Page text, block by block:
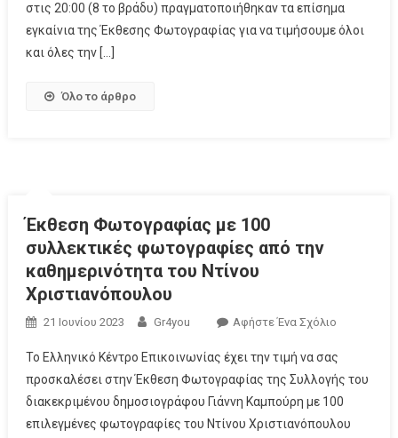
στις 20:00 (8 το βράδυ) πραγματοποιήθηκαν τα επίσημα
εγκαίνια της Έκθεσης Φωτογραφίας για να τιμήσουμε όλοι
και όλες την […]
Όλο το άρθρο
Έκθεση Φωτογραφίας με 100
συλλεκτικές φωτογραφίες από την
καθημερινότητα του Ντίνου
Χριστιανόπουλου
21 Ιουνίου 2023 Gr4you Αφήστε Ένα Σχόλιο
Το Ελληνικό Κέντρο Επικοινωνίας έχει την τιμή να σας
προσκαλέσει στην Έκθεση Φωτογραφίας της Συλλογής του
διακεκριμένου δημοσιογράφου Γιάννη Καμπούρη με 100
επιλεγμένες φωτογραφίες του Ντίνου Χριστιανόπουλου